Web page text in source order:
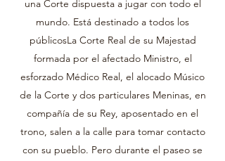
una Corte dispuesta a jugar con todo el
mundo. Está destinado a todos los
públicosLa Corte Real de su Majestad
formada por el afectado Ministro, el
esforzado Médico Real, el alocado Músico
de la Corte y dos particulares Meninas, en
compañía de su Rey, aposentado en el
trono, salen a la calle para tomar contacto
con su pueblo. Pero durante el paseo se